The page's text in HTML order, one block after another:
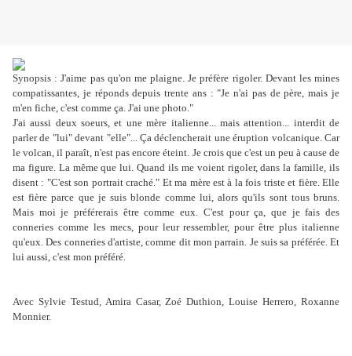
Synopsis : J'aime pas qu'on me plaigne. Je préfère rigoler. Devant les mines
compatissantes, je réponds depuis trente ans : "Je n'ai pas de père, mais je
m'en fiche, c'est comme ça. J'ai une photo."
J'ai aussi deux soeurs, et une mère italienne... mais attention... interdit de
parler de "lui" devant "elle"... Ça déclencherait une éruption volcanique. Car
le volcan, il paraît, n'est pas encore éteint. Je crois que c'est un peu à cause de
ma figure. La même que lui. Quand ils me voient rigoler, dans la famille, ils
disent : "C'est son portrait craché." Et ma mère est à la fois triste et fière. Elle
est fière parce que je suis blonde comme lui, alors qu'ils sont tous bruns.
Mais moi je préférerais être comme eux. C'est pour ça, que je fais des
conneries comme les mecs, pour leur ressembler, pour être plus italienne
qu'eux. Des conneries d'artiste, comme dit mon parrain. Je suis sa préférée. Et
lui aussi, c'est mon préféré.
Avec Sylvie Testud, Amira Casar, Zoé Duthion, Louise Herrero, Roxanne
Monnier.